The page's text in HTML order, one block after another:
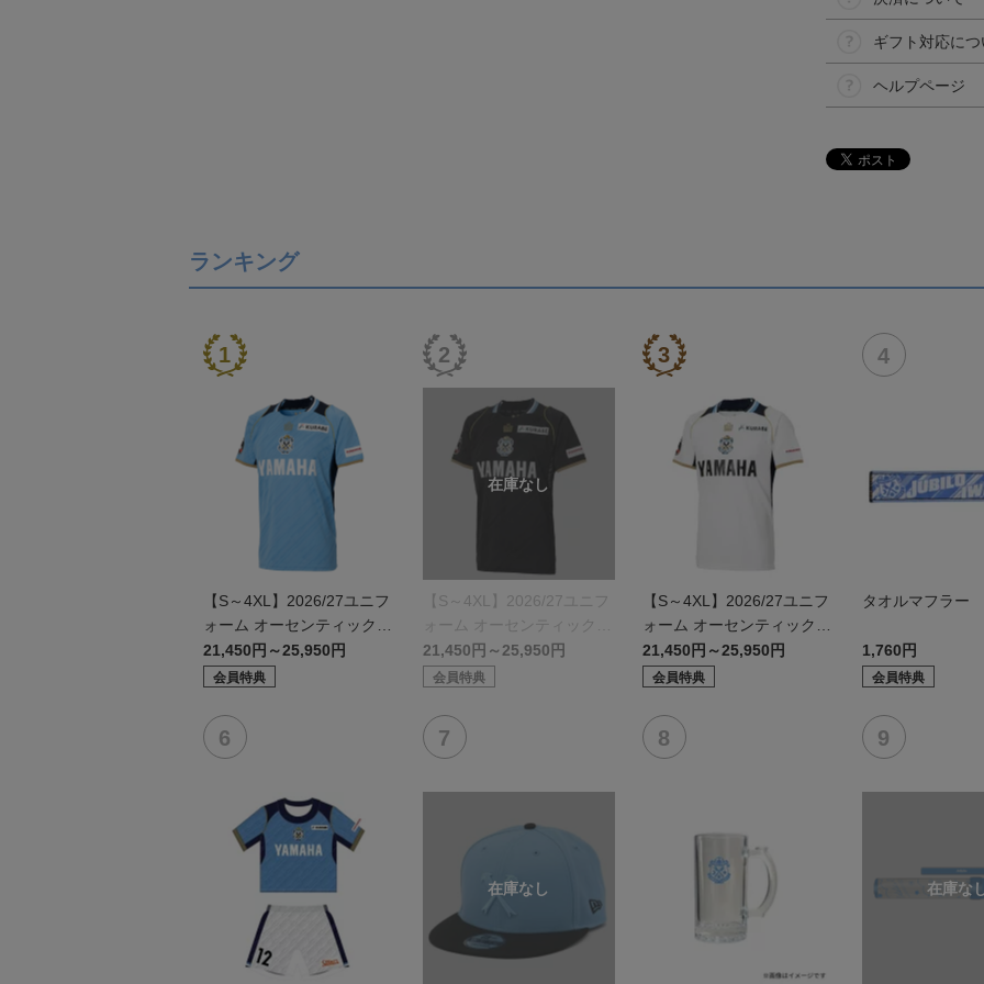
ギフト対応に
ヘルプページ
ランキング
【S～4XL】2026/27ユニフ
ォーム オーセンティックモ
デル:FP1st
21,450円～25,950円
会員特典
【S～4XL】2026/27ユニフ
ォーム オーセンティックモ
デル:GK
21,450円～25,950円
会員特典
【S～4XL】2026/27ユニフ
ォーム オーセンティックモ
デル:FP2nd
21,450円～25,950円
会員特典
タオルマフラー
1,760円
会員特典